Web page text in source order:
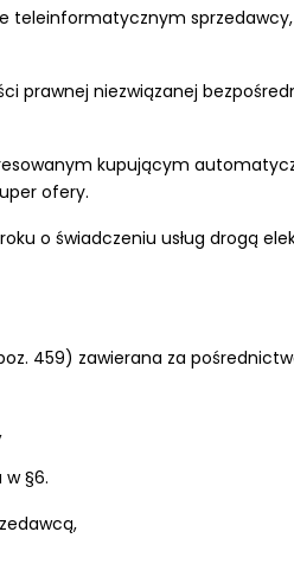
teleinformatycznym
prawnej niezwiązanej
kupującym
ofery.
o świadczeniu usług drogą
459) zawierana za
§6.